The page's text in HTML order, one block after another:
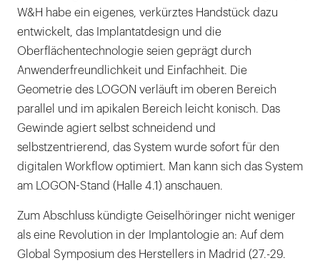
W&H habe ein eigenes, verkürztes Handstück dazu
entwickelt, das Implantatdesign und die
Oberflächentechnologie seien geprägt durch
Anwenderfreundlichkeit und Einfachheit. Die
Geometrie des LOGON verläuft im oberen Bereich
parallel und im apikalen Bereich leicht konisch. Das
Gewinde agiert selbst schneidend und
selbstzentrierend, das System wurde sofort für den
digitalen Workflow optimiert. Man kann sich das System
am LOGON-Stand (Halle 4.1) anschauen.
Zum Abschluss kündigte Geiselhöringer nicht weniger
als eine Revolution in der Implantologie an: Auf dem
Global Symposium des Herstellers in Madrid (27.-29.